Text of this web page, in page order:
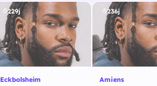
229j
Eckbolsheim
236j
Amiens